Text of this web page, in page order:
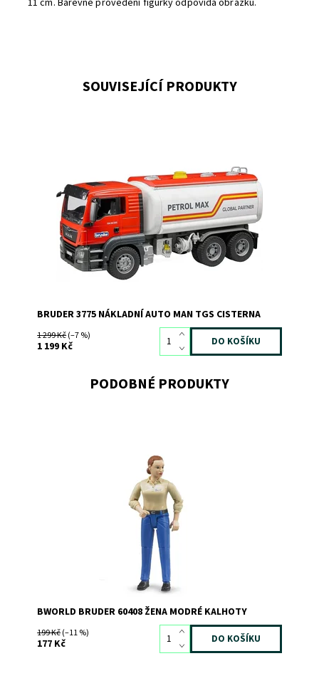
11 cm. Barevné provedení figurky odpovídá obrázku.
SOUVISEJÍCÍ PRODUKTY
Dostupnost:
Skladem2
Kód:
2589
Značka:
BRUDER
BRUDER 3775 NÁKLADNÍ AUTO MAN TGS CISTERNA
1 299 Kč(–7 %)
1 199 Kč
PODOBNÉ PRODUKTY
Bworld Figurka ženy v modrých kalhotách
Skladem>3
BRUDER
BWORLD BRUDER 60408 ŽENA MODRÉ KALHOTY
199 Kč(–11 %)
177 Kč